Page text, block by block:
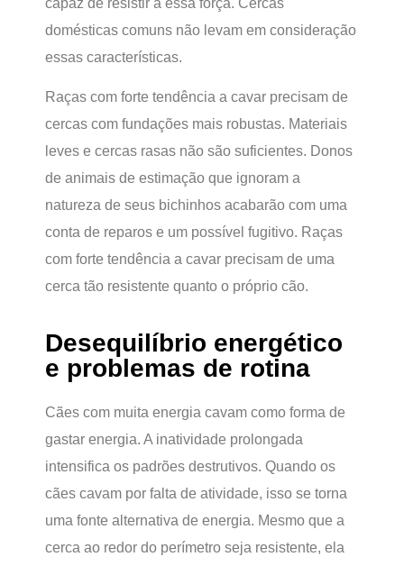
domésticas comuns não levam em consideração
essas características.
Raças com forte tendência a cavar precisam de
cercas com fundações mais robustas. Materiais
leves e cercas rasas não são suficientes. Donos
de animais de estimação que ignoram a
natureza de seus bichinhos acabarão com uma
conta de reparos e um possível fugitivo. Raças
com forte tendência a cavar precisam de uma
cerca tão resistente quanto o próprio cão.
Desequilíbrio energético
e problemas de rotina
Cães com muita energia cavam como forma de
gastar energia. A inatividade prolongada
intensifica os padrões destrutivos. Quando os
cães cavam por falta de atividade, isso se torna
uma fonte alternativa de energia. Mesmo que a
cerca ao redor do perímetro seja resistente, ela